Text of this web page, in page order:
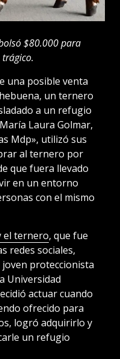
$80.000 para
una posible venta
un ternero
a un refugio
Laura Golmar,
Mdp», utilizó sus
al ternero por
que fuera llevado
en un entorno
con el mismo
el ternero, que fue
redes sociales,
proteccionista
Universidad
actuar cuando
ofrecido para
logró adquirirlo y
un refugio